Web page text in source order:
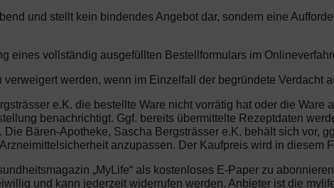
und stellt kein bindendes Angebot dar, sondern eine
eines vollständig ausgefüllten Bestellformulars im
werden, wenn im Einzelfall der begründete Verdacht
e.K. die bestellte Ware nicht vorrätig hat oder die Ware
benachrichtigt. Ggf. bereits übermittelte Rezeptdaten
Bären-Apotheke, Sascha Bergsträsser e.K. behält sich vor,
anzupassen. Der Kaufpreis wird in diesem
„MyLife“ als kostenloses E-Paper zu
und kann jederzeit widerrufen werden. Anbieter ist die